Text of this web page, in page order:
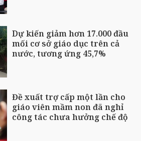
Dự kiến giảm hơn 17.000 đầu
mối cơ sở giáo dục trên cả
nước, tương ứng 45,7%
Đề xuất trợ cấp một lần cho
giáo viên mầm non đã nghỉ
công tác chưa hưởng chế độ